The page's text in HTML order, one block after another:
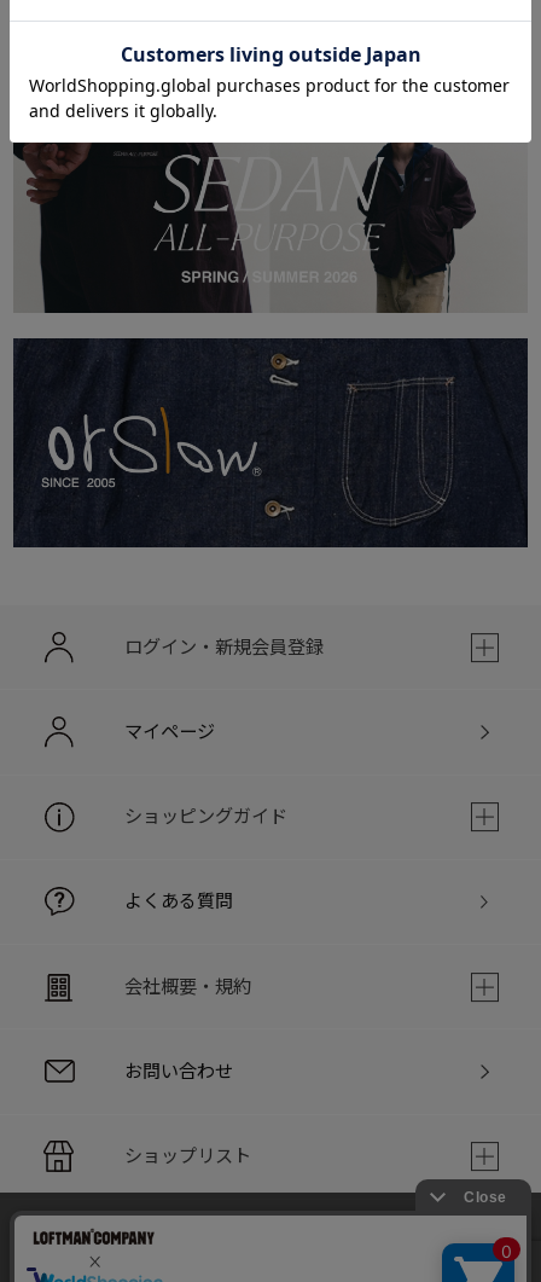
ログイン・新規会員登録
マイページ
ショッピングガイド
よくある質問
会社概要・規約
お問い合わせ
ショップリスト
PC版サイト
当サイトでは利用体験の向上およびコンテンツの最適な提供、ト
ラフィックの分析を目的としてCookieを使用しています。
サイトの閲覧を継続された場合、Cookieの利用に同意したことも